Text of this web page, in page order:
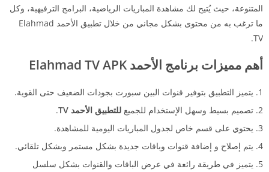
المتنوعة، حيث يُتيح لك مشاهدة المباريات الرياضية، البرامج الترفيهية، وكل
ما ترغب به من محتوى بشكل مجاني من خلال تطبيق الأحمد Elahmad
TV.
أهم مميزات برنامج الأحمد Elahmad TV APK
يتميز التطبيق بتوفير قنوات البين سبورت بجودات الضعيف حتى القوية.
تصميم بسيط وسهل الإستخدام للجميع للتطبيق الأحمد TV
.
يحتوي على قسم خاص لجدول المباريات اليومية للمشاهدة.
يتم إصلاح و إضافة قنوات وباقات جديدة بشكل مستمر وبشكل تلقائي.
يتميز في طريقة رائعة في عرض الباقات والقنوات بشكل سلسل